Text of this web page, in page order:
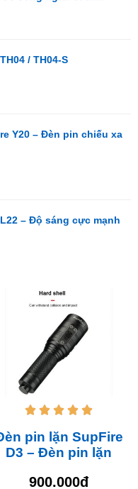
/ TH04-S
Y20 – Đèn pin chiếu xa
– Độ sáng cực mạnh
    
pin lặn SupFire
D3 – Đèn pin lặn
900.000đ